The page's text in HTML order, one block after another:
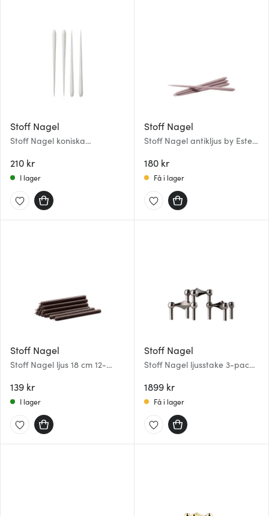
Stoff Nagel
Stoff Nagel koniska
cm 4-pack vit
210 kr
I lager
Stoff Nagel
Stoff Nagel antikljus by Ester
Rose
180 kr
Få i lager
Stoff Nagel
Stoff Nagel ljus 18 cm 12-
139 kr
I lager
Stoff Nagel
Stoff Nagel ljusstake 3-pack
1899 kr
Få i lager